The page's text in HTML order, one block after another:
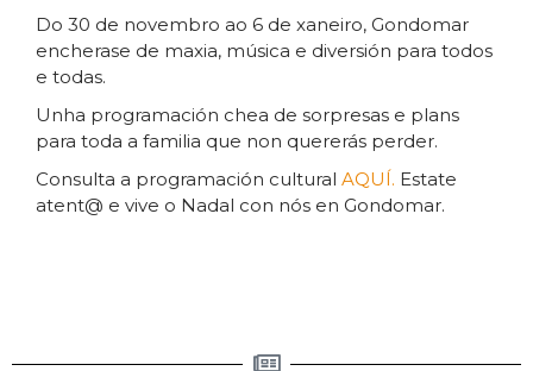
Do 30 de novembro ao 6 de xaneiro, Gondomar
encherase de maxia, música e diversión para todos
e todas.
Unha programación chea de sorpresas e plans
para toda a familia que non quererás perder.
Consulta a programación cultural AQUÍ. Estate
atent@ e vive o Nadal con nós en Gondomar.